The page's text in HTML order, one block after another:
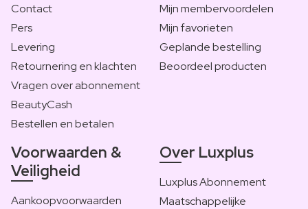
Contact
Pers
Levering
Retournering en klachten
Vragen over abonnement
BeautyCash
Bestellen en betalen
Mijn membervoordelen
Mijn favorieten
Geplande bestelling
Beoordeel producten
Voorwaarden &
Veiligheid
Aankoopvoorwaarden
Over Luxplus
Luxplus Abonnement
Maatschappelijke